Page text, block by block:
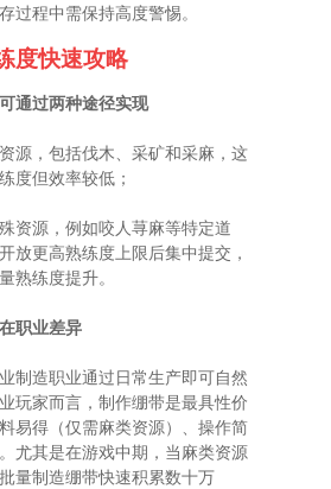
过程中需保持高度警惕。
度快速攻略
通过两种途径实现
源，包括伐木、采矿和采麻，这
度但效率较低；
资源，例如咬人荨麻等特定道
放更高熟练度上限后集中提交，
熟练度提升。
职业差异
制造职业通过日常生产即可自然
玩家而言，制作绷带是最具性价
易得（仅需麻类资源）、操作简
尤其是在游戏中期，当麻类资源
量制造绷带快速积累数十万